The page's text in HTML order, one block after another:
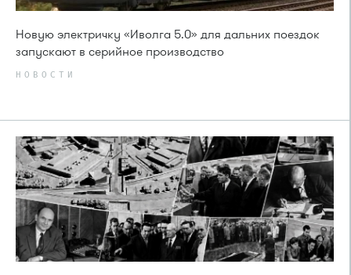
Новую электричку «Иволга 5.0» для дальних поездок
запускают в серийное производство
НОВОСТИ